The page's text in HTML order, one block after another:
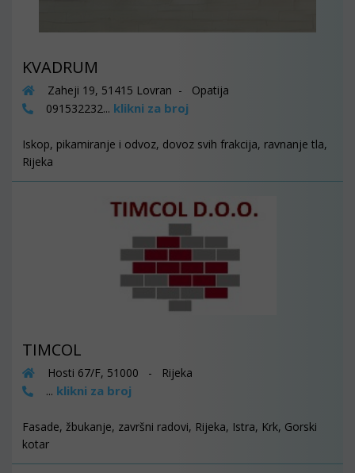
KVADRUM
Zaheji 19, 51415 Lovran - Opatija
091532232... klikni za broj
Iskop, pikamiranje i odvoz, dovoz svih frakcija, ravnanje tla,
Rijeka
TIMCOL
Hosti 67/F, 51000 - Rijeka
... klikni za broj
Fasade, žbukanje, završni radovi, Rijeka, Istra, Krk, Gorski
kotar